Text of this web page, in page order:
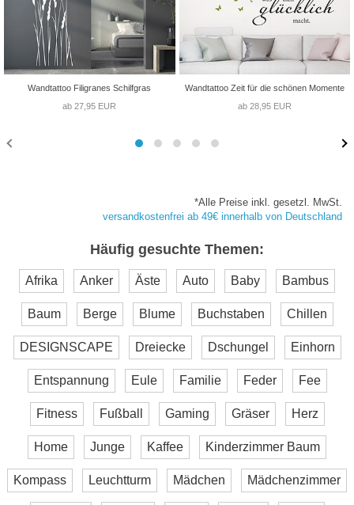
Wandtattoo Filigranes Schilfgras
ab 27,95 EUR
Wandtattoo Zeit für die schönen Momente
ab 28,95 EUR
*Alle Preise inkl. gesetzl. MwSt.
versandkostenfrei ab 49€ innerhalb von Deutschland
Häufig gesuchte Themen:
Afrika Anker Äste Auto Baby Bambus
Baum Berge Blume Buchstaben Chillen
DESIGNSCAPE Dreiecke Dschungel Einhorn
Entspannung Eule Familie Feder Fee
Fitness Fußball Gaming Gräser Herz
Home Junge Kaffee Kinderzimmer Baum
Kompass Leuchtturm Mädchen Mädchenzimmer